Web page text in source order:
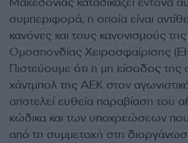
συμπεριφορά, η οποία είναι
κανόνες και τους κανονισμούς
Ομοσπονδίας Χειροσφαίρισης
Πιστεύουμε ότι η μη είσοδος
χάντμπολ της ΑΕΚ στον
αποτελεί ευθεία παραβίαση του
κώδικα και των υποχρεώσεων
από τη συμμετοχή στη